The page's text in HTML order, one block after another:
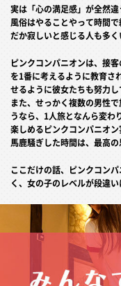
実は「心の満足感」が全然違
風俗はやることやって時間
だか寂しいと感じる人も多く
ピンクコンパニオンは、接
を1番に考えるように教育さ
せるように彼女たちも努力し
また、せっかく複数の男性
うなら、1人旅となんら変わ
楽しめるピンクコンパニオ
馬鹿騒ぎした時間は、最高
ここだけの話、ピンクコン
く、女の子のレベルが段違